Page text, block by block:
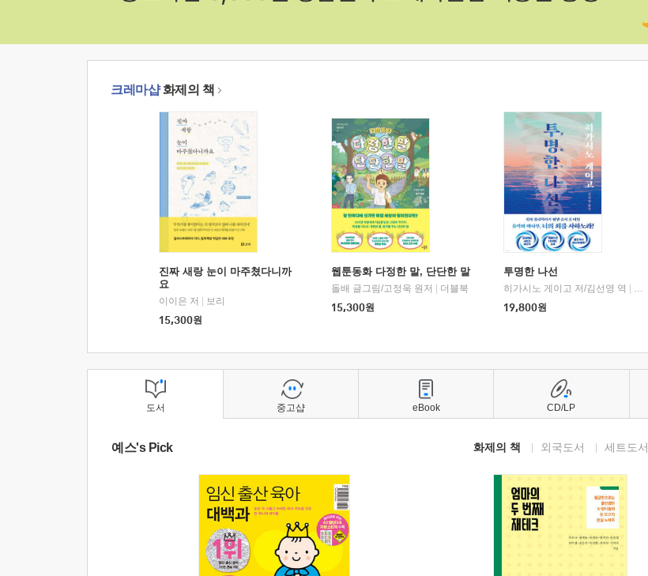
크레마샵화제의 책
진짜 새랑 눈이 마주쳤다니까
요
이이은 저
보리
15,300원
웹툰동화 다정한 말, 단단한 말
돌배 글그림/고정욱 원저
더블북
15,300원
투명한 나선
히가시노 게이고 저/김선영 역
북다
19,800원
도서
예스's Pick 화제의 책 외국도서 세트도서
중고샵 eBook CD/LP